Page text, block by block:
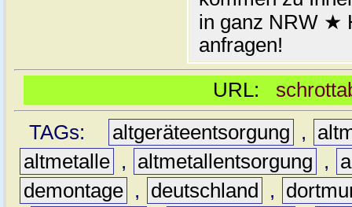
in ganz NRW ★
anfragen!
URL:
TAGs:
altgeräteentsorgung ,
altmetalle , altmetallentsorgung ,
demontage , deutschland ,